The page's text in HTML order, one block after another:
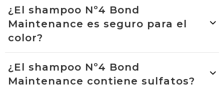
¿El shampoo Nº4 Bond
Maintenance es seguro para el
color?
¿El shampoo Nº4 Bond
Maintenance contiene sulfatos?